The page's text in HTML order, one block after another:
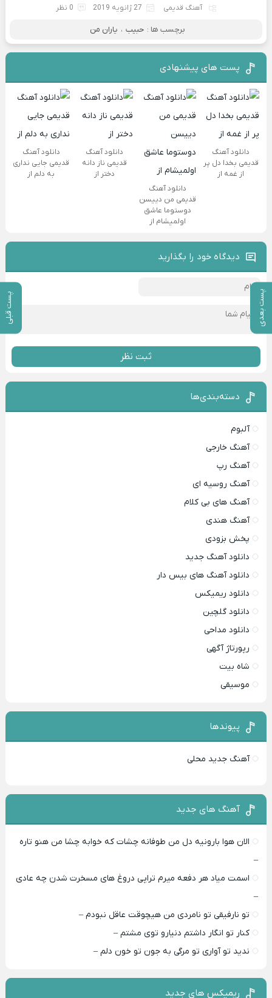
پست بعدی پست قبلی
آهنگ قدیمی 27 ژانویه 2019 0 نظر
برچسب ها : حبیب ، یاران من
پست های پیشنهادی
دانلود آهنگ
قدیمی بخدا دل پر
از غمه از
دانلود آهنگ
قدیمی من دییسن
دوستوما عاشق
اولمیشام از
دانلود آهنگ
قدیمی ناز دانه
دختر از
دانلود آهنگ
قدیمی جایی نداری
به دلم از
دیدگاه خود را بگذارید
ثبت نظر
دسته‌بندی‌ها
آلبوم
آهنگ خارجی
آهنگ رپ
آهنگ روسیه ای
آهنگ های بی کلام
آهنگ هندی
پخش بزودی
دانلود آهنگ جدید
دانلود آهنگ های بیس دار
دانلود ریمیکس
دانلود گلچین
دانلود مداحی
رپورتاژ آگهی
شاه بیت
موسیقی
پیوندها
آهنگ جدید محلی
آهنگ های جدید
الان هوا بارونیه دل من طوفانه چشات که خوابه چشا من هنو تاره
–
اسمت میاد هر دفعه میرم تراپی دروغ‌ های مسخرت شدن چه عادی
–
تو نارفیقی تو نامردی من هیچوقت عاقل نبودم –
کنار تو انگار داشتم دنیارو توی مشتم –
ندید تو آواری تو مرگی به جون تو خون دلم –
ریمیکس های جدید